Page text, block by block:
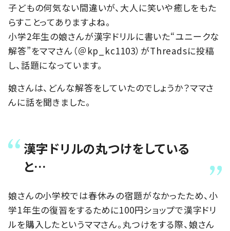
子どもの何気ない間違いが、大人に笑いや癒しをもた
らすことってありますよね。
小学2年生の娘さんが漢字ドリルに書いた“ユニークな
解答”をママさん（＠kp_kc1103）がThreadsに投稿
し、話題になっています。
娘さんは、どんな解答をしていたのでしょうか？ママさ
んに話を聞きました。
漢字ドリルの丸つけをしている
と…
娘さんの小学校では春休みの宿題がなかったため、小
学1年生の復習をするために100円ショップで漢字ドリ
ルを購入したというママさん。丸つけをする際、娘さん